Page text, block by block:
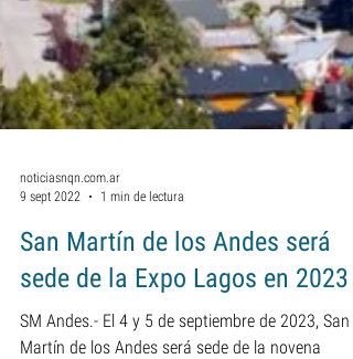
noticiasnqn.com.ar
9 sept 2022
1 min de lectura
San Martín de los Andes será